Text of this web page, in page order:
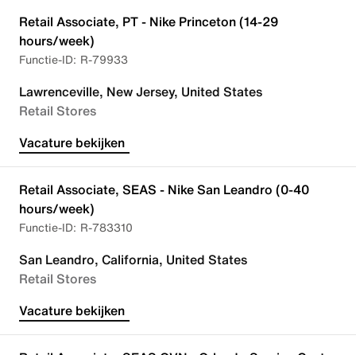
Retail Associate, PT - Nike Princeton (14-29
hours/week)
R-79933
Lawrenceville, New Jersey, United States
Retail Stores
Vacature bekijken
Retail Associate, SEAS - Nike San Leandro (0-40
hours/week)
R-783310
San Leandro, California, United States
Retail Stores
Vacature bekijken